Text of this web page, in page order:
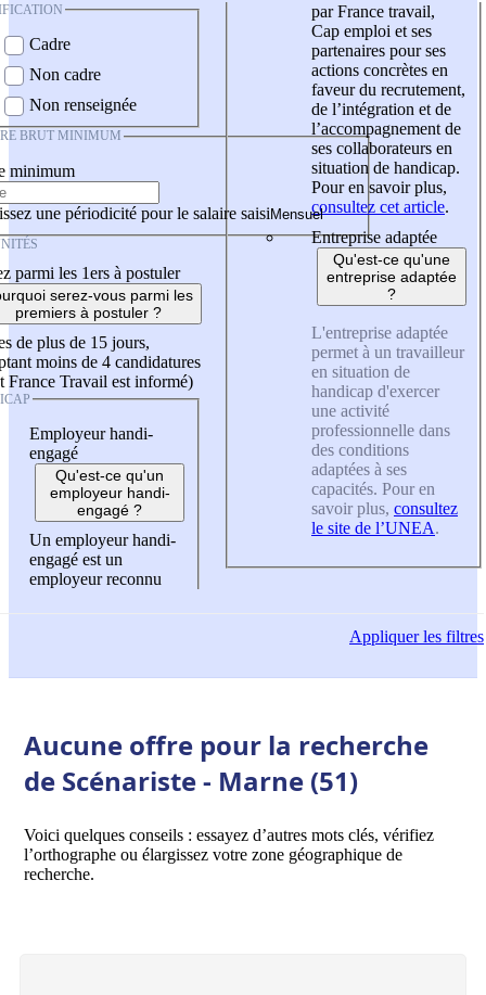
Cadre
Non cadre
Non renseignée
BRUT MINIMUM
minimum
une périodicité pour le salaire saisi
parmi les 1ers à postuler
serez-vous parmi les
premiers à postuler ?
de plus de 15 jours,
moins de 4 candidatures
France Travail est informé)
Employeur handi-
engagé
Qu'est-ce qu'un
employeur handi-
engagé ?
Un employeur handi-
engagé est un
employeur reconnu
par France travail,
Cap emploi et ses
partenaires pour ses
actions concrètes en
faveur du recrutement,
de l’intégration et de
l’accompagnement de
ses collaborateurs en
situation de handicap.
Pour en savoir plus,
consultez cet article.
Entreprise adaptée
Qu'est-ce qu'une
entreprise adaptée
?
L'entreprise adaptée
permet à un travailleur
en situation de
handicap d'exercer
une activité
professionnelle dans
des conditions
adaptées à ses
capacités. Pour en
savoir plus, consultez
le site de l’UNEA.
Appliquerles filtres
Aucune offre pour la recherche
de Scénariste - Marne (51)
Voici quelques conseils : essayez d’autres mots clés, vérifiez
l’orthographe ou élargissez votre zone géographique de
recherche.